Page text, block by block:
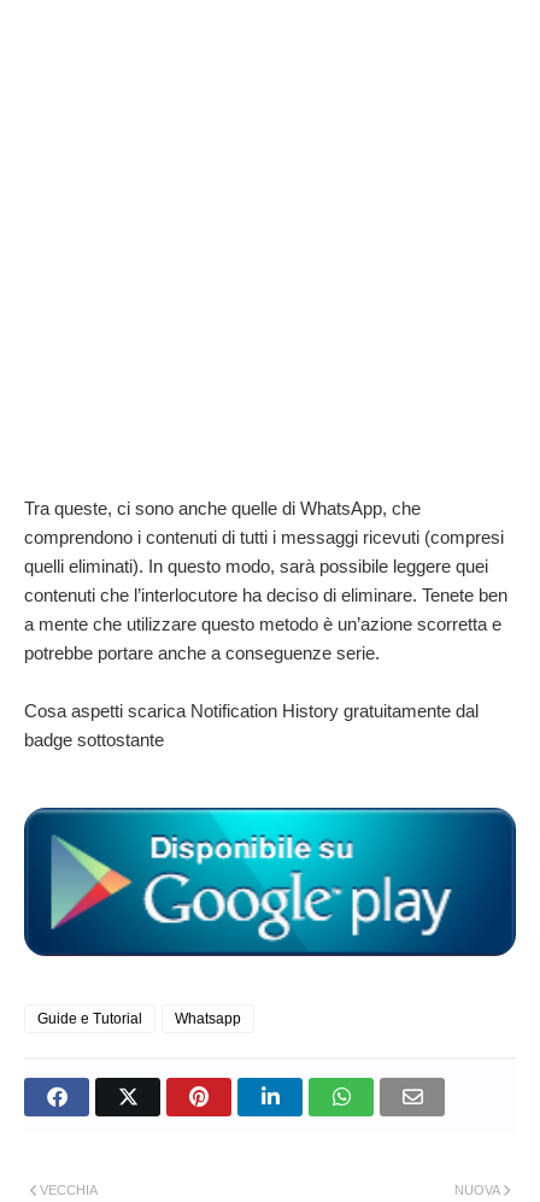
Tra queste, ci sono anche quelle di WhatsApp, che
comprendono i contenuti di tutti i messaggi ricevuti (compresi
quelli eliminati). In questo modo, sarà possibile leggere quei
contenuti che l’interlocutore ha deciso di eliminare. Tenete ben
a mente che utilizzare questo metodo è un’azione scorretta e
potrebbe portare anche a conseguenze serie.
Cosa aspetti scarica Notification History gratuitamente dal
badge sottostante
Guide e Tutorial Whatsapp
NUOVA
VECCHIA